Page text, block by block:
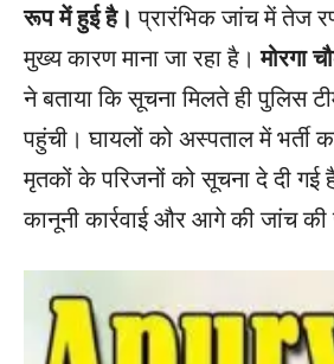
रूप में हुई है। प्रारंभिक जांच में तेज
मुख्य कारण माना जा रहा है।मोरगा
ने बताया कि सूचना मिलते ही पुलिस
पहुंची। घायलों को अस्पताल में भर्ती
मृतकों के परिजनों को सूचना दे दी
कानूनी कार्रवाई और आगे की जांच की